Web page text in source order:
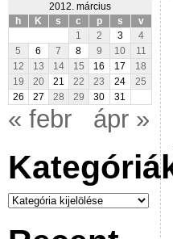
2012. március
h
K s c p s
v
1
2 3
4
5
6 7 8 9 10
11
12
13 14 15 16 17
18
19
20 21 22 23 24
25
26
27 28 29 30 31
« febr ápr »
Kategóriák